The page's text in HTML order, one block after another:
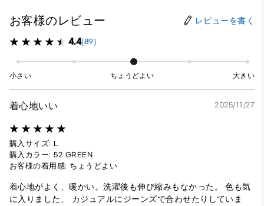
お客様のレビュー レビューを書く
4.4(89)
小さい ちょうどよい 大きい
着心地いい 2025/11/27
購入サイズ: L
購入カラー: 52 GREEN
お客様の着用感: ちょうどよい
着心地がよく、暖かい。洗濯後も伸び縮みもなかった。 色も気
に入りました、 カジュアルにジーンズで合わせたりしていま